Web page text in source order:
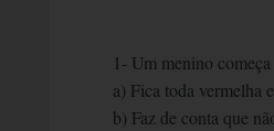
1- Um menino
a) Fica toda vermelha
b) Faz de conta que